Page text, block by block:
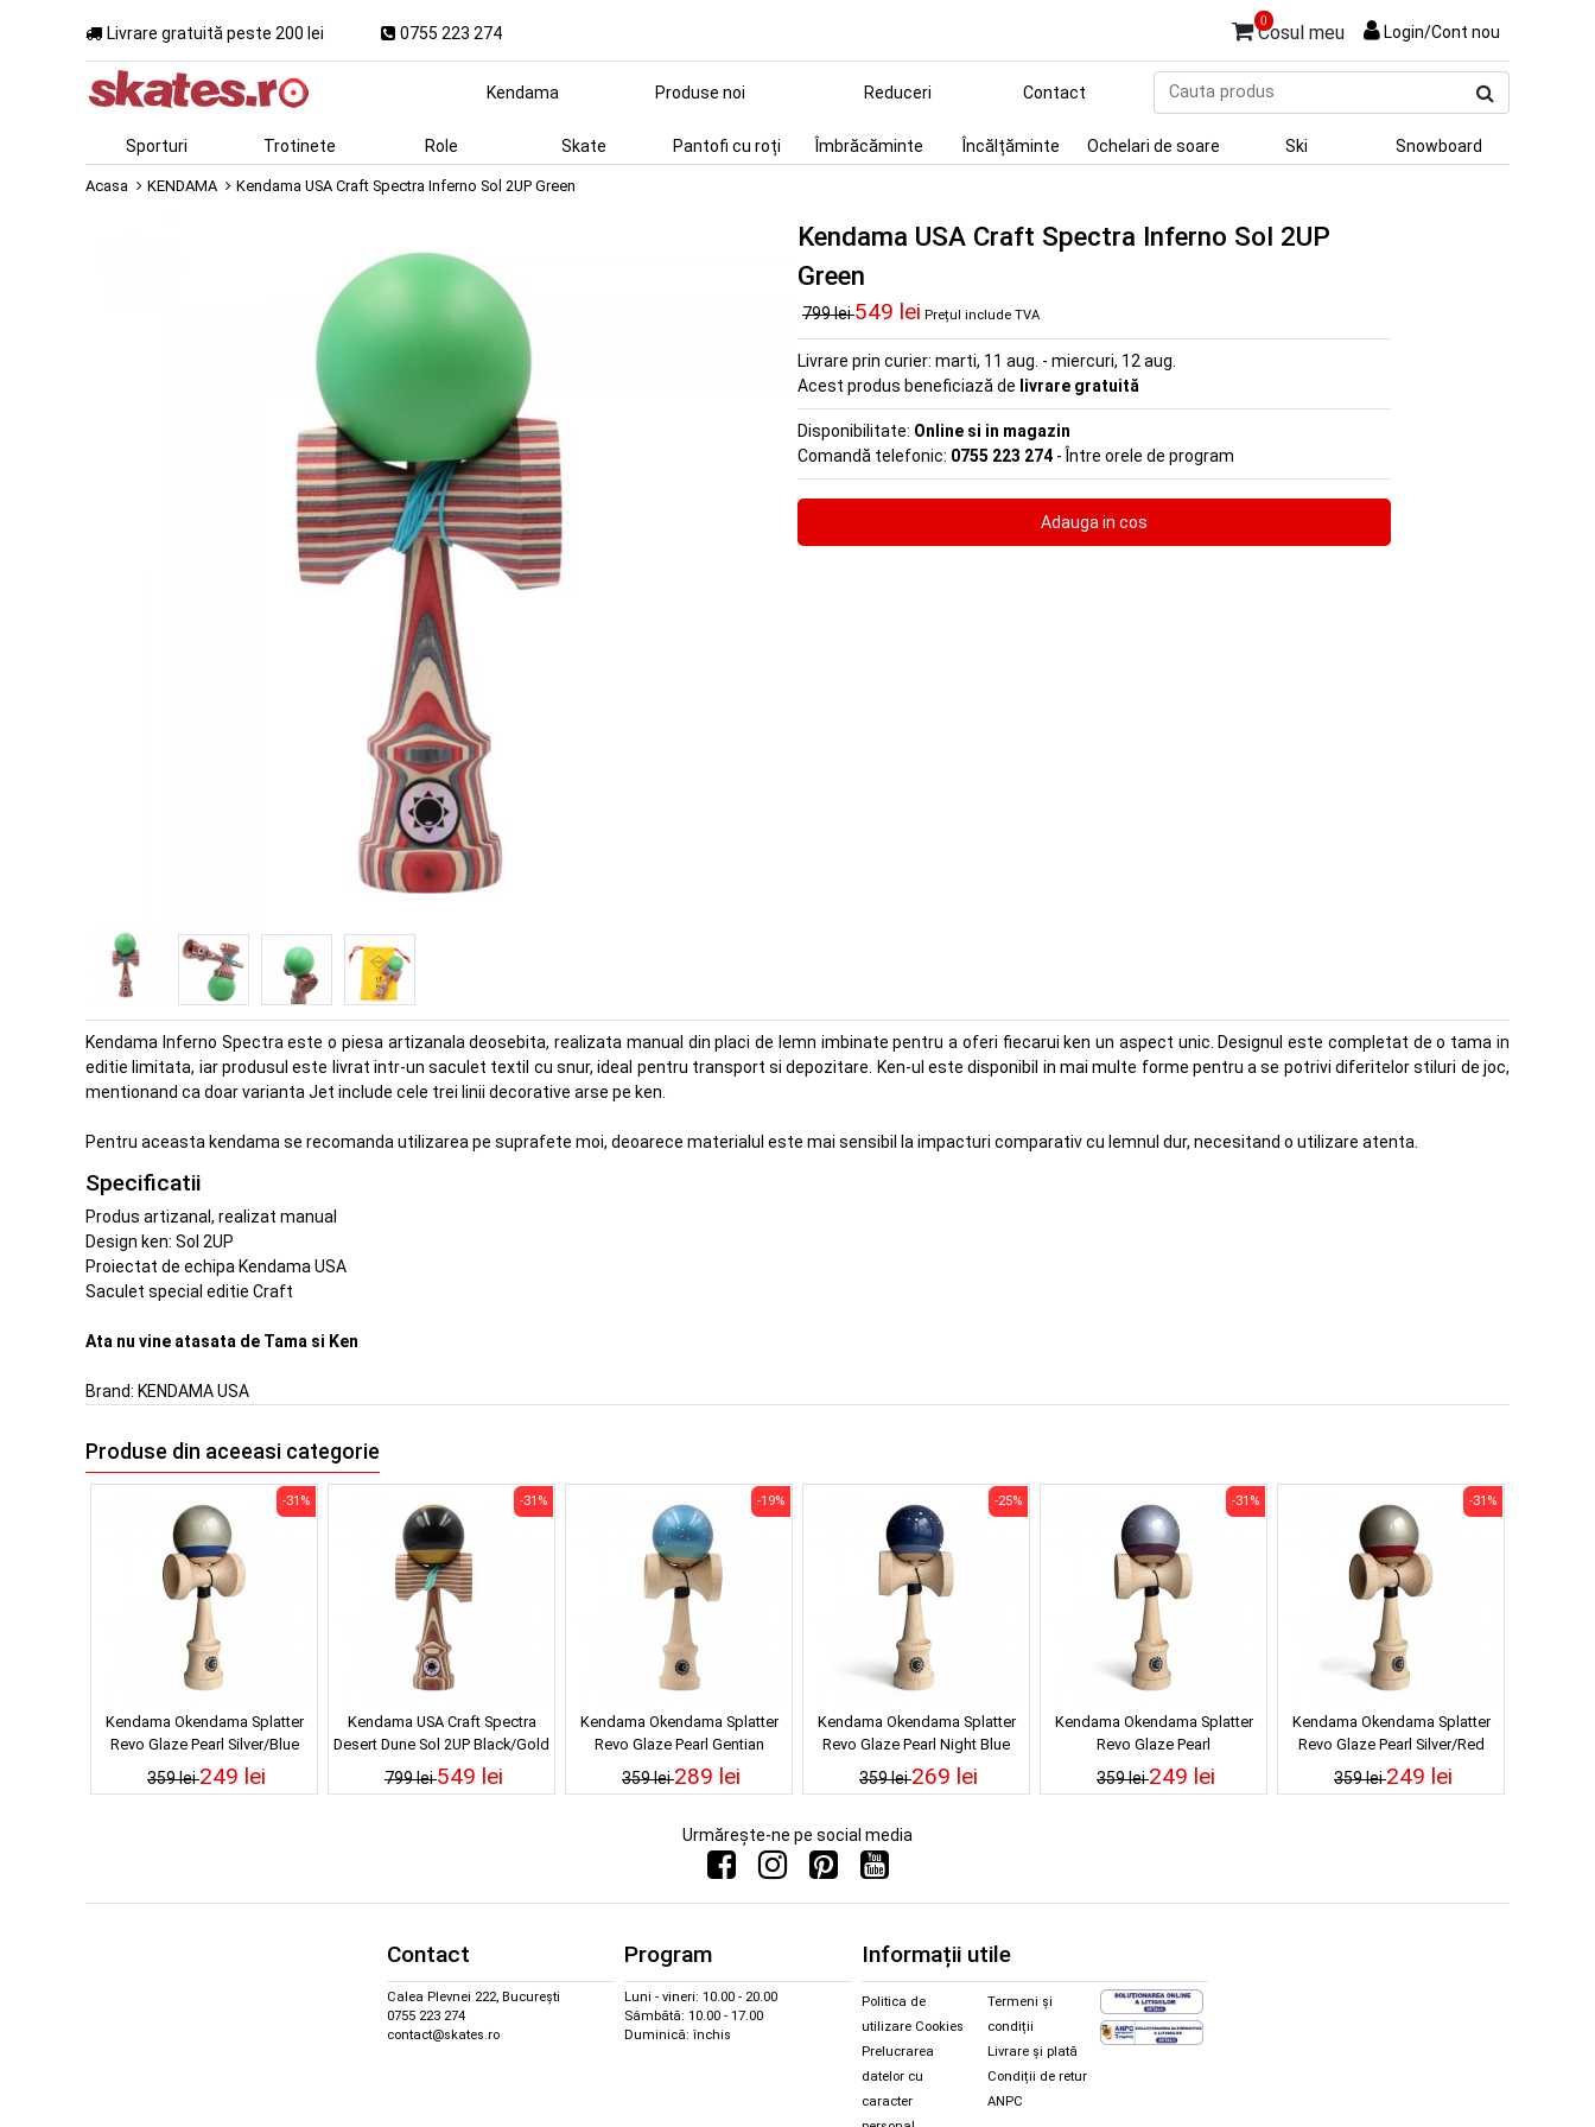
Livrare gratuită peste 200 lei 0755 223 274
0
Cosul meu Login/Cont nou
produs
Kendama Produse noi Reduceri Contact
Sporturi Trotinete Role Skate Pantofi cu roți Îmbrăcăminte Încălțăminte Ochelari de soare Ski Snowboard
Acasa KENDAMA Kendama USA Craft Spectra Inferno Sol 2UP Green
Kendama USA Craft Spectra Inferno Sol 2UP
Green
799 lei549 lei Prețul include TVA
Livrare prin curier: marti, 11 aug. - miercuri, 12 aug.
Acest produs beneficiază de livrare gratuită
Disponibilitate: Online si in magazin
Comandă telefonic: 0755 223 274 - Între orele de program
Kendama Inferno Spectra este o piesa artizanala deosebita, realizata manual din placi de lemn imbinate pentru a oferi fiecarui ken un aspect unic. Designul este completat de o tama in
editie limitata, iar produsul este livrat intr-un saculet textil cu snur, ideal pentru transport si depozitare. Ken-ul este disponibil in mai multe forme pentru a se potrivi diferitelor stiluri de joc,
mentionand ca doar varianta Jet include cele trei linii decorative arse pe ken.
Pentru aceasta kendama se recomanda utilizarea pe suprafete moi, deoarece materialul este mai sensibil la impacturi comparativ cu lemnul dur, necesitand o utilizare atenta.
Specificatii
Produs artizanal, realizat manual
Design ken: Sol 2UP
Proiectat de echipa Kendama USA
Saculet special editie Craft
Ata nu vine atasata de Tama si Ken
Brand: KENDAMA USA
Produse din aceeasi categorie
Kendama Okendama Splatter
Revo Glaze Pearl Silver/Blue
359 lei
-31%
249 lei
Kendama USA Craft Spectra
Desert Dune Sol 2UP Black/Gold
799 lei
-31%
549 lei
Kendama Okendama Splatter
Revo Glaze Pearl Gentian
Blue/Teal
359 lei
-19%
289 lei
Kendama Okendama Splatter
Revo Glaze Pearl Night Blue
359 lei
-25%
269 lei
Kendama Okendama Splatter
Revo Glaze Pearl
Blackberry/Purple
359 lei
-31%
249 lei
Kendama Okendama Splatter
Revo Glaze Pearl Silver/Red
359 lei
-31%
249 lei
Urmărește-ne pe social media
Contact
Calea Plevnei 222, București
0755 223 274
contact@skates.ro
Program
Luni - vineri: 10.00 - 20.00
Sâmbătă: 10.00 - 17.00
Duminică: închis
Informații utile
Politica de
utilizare Cookies
Prelucrarea
datelor cu
caracter
Termeni și
condiții
Livrare și plată
Condiții de retur
ANPC